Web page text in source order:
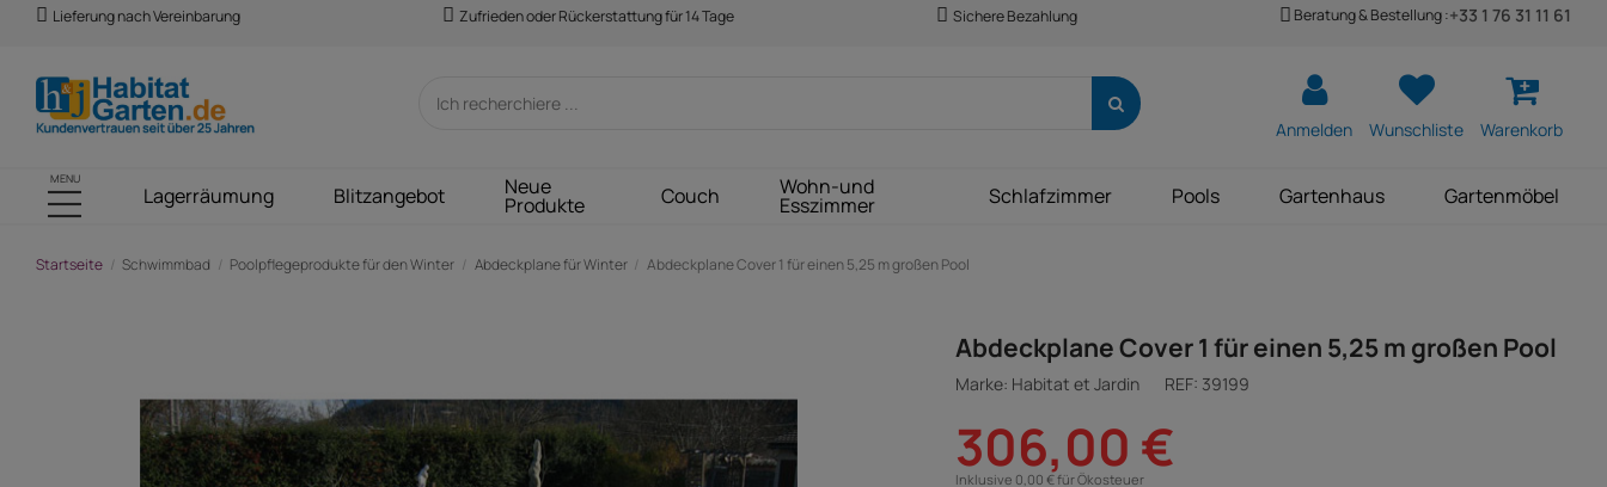
Lieferung nach Vereinbarung Zufrieden oder Rückerstattung für 14 Tage Sichere Bezahlung Beratung & Bestellung :+33 1 76 31 11 61
Anmelden Wunschliste Warenkorb
MENU
Lagerräumung Blitzangebot Neue
Produkte Couch Wohn-und
Esszimmer Schlafzimmer Pools Gartenhaus Gartenmöbel
Startseite Schwimmbad Poolpflegeprodukte für den Winter Abdeckplane für Winter Abdeckplane Cover 1 für einen 5,25 m großen Pool
Abdeckplane Cover 1 für einen 5,25 m großen Pool
Marke: Habitat et Jardin REF: 39199
306,00 €
Inklusive 0,00 € für Ökosteuer